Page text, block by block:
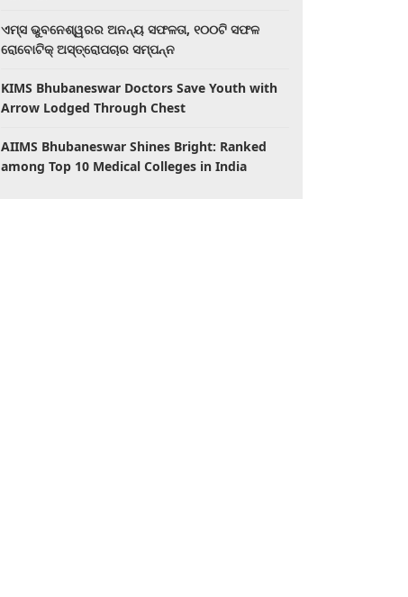
ଏମ୍ସ ଭୁବନେଶ୍ୱରର ଅନନ୍ୟ ସଫଳତା, ୧୦୦ଟି ସଫଳ
ରୋବୋଟିକ୍ ଅସ୍ତ୍ରୋପଚାର ସମ୍ପନ୍ନ
KIMS Bhubaneswar Doctors Save Youth with
Arrow Lodged Through Chest
AIIMS Bhubaneswar Shines Bright: Ranked
among Top 10 Medical Colleges in India